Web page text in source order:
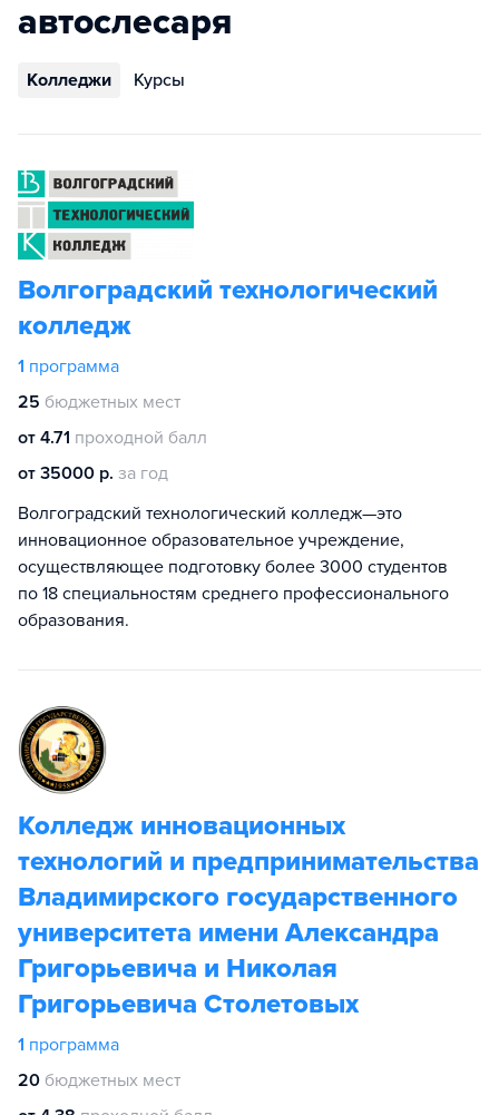
автослесаря
Колледжи Курсы
Волгоградский технологический
колледж
1 программа
25 бюджетных мест
от 4.71 проходной балл
от 35000 р. за год
Волгоградский технологический колледж—это
инновационное образовательное учреждение,
осуществляющее подготовку более 3000 студентов
по 18 специальностям среднего профессионального
образования.
Колледж инновационных
технологий и предпринимательства
Владимирского государственного
университета имени Александра
Григорьевича и Николая
Григорьевича Столетовых
1 программа
20 бюджетных мест